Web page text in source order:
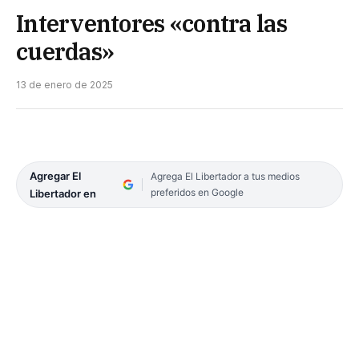
Interventores «contra las
cuerdas»
13 de enero de 2025
Agregar El
Libertador en
Agrega El Libertador a tus medios
preferidos en Google